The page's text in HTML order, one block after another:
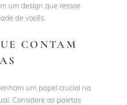
um design que ressoe
de vocês.
CONTAM
um papel crucial na
Considere as paletas